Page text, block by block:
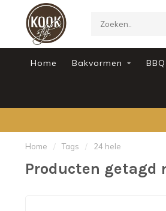
Home Bakvormen BBQ
Home / Tags / 24 hele
Producten getagd